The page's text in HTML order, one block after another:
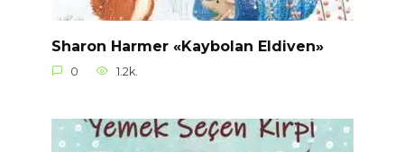
Sharon Harmer «Kaybolan Eldiven»
0 1.2k.